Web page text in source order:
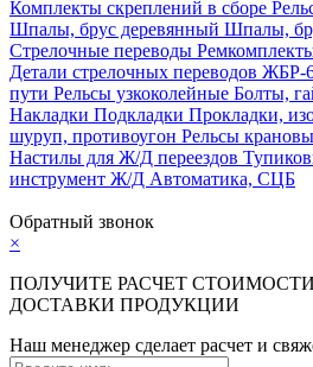
Комплекты скреплений в сборе
Шпалы, брус деревянный Шпалы,
Стрелочные переводы
Детали стрелочных переводов ЖБР-
пути Рельсы узкоколейные Болты,
Накладки Подкладки Прокладки,
шуруп, противоугон Рельсы
Настилы для Ж/Д переездов
инструмент Ж/Д Автоматика, СЦБ
Обратный звонок
×
ПОЛУЧИТЕ РАСЧЕТ
ДОСТАВКИ ПРОДУКЦИИ
Наш менеджер сделает расчет и